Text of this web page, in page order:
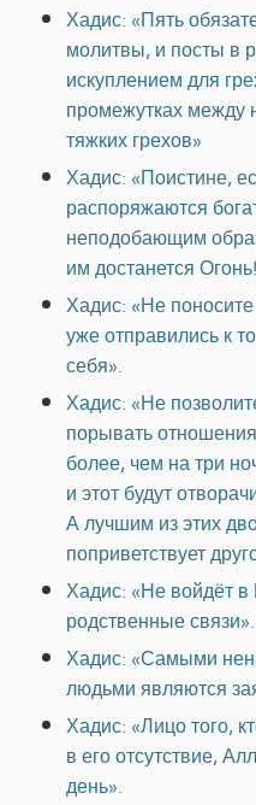
Хадис: «Пять
молитвы, и посты в
искуплением для
промежутках между
тяжких грехов»
Хадис: «Поистине,
распоряжаются
неподобающим
им достанется
Хадис: «Не
уже отправились к
себя».
Хадис: «Не
порывать
более, чем на три
и этот будут
А лучшим из этих
поприветствует
Хадис: «Не войдёт
родственные связи».
Хадис: «Самыми
людьми являются
Хадис: «Лицо того,
в его отсутствие,
день».